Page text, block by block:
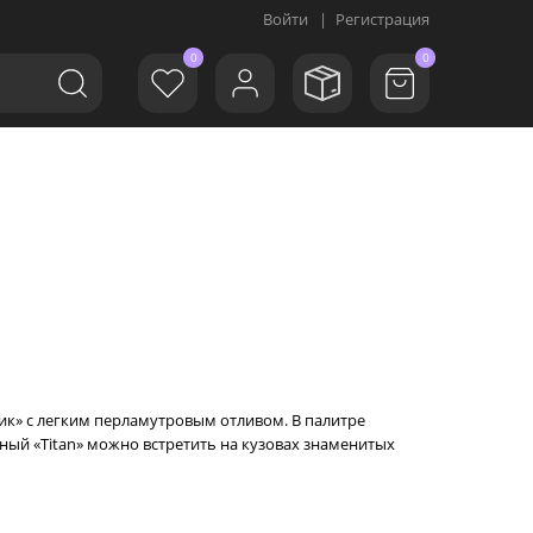
Войти | Регистрация
0 0
с легким перламутровым отливом. В палитре
«Titan» можно встретить на кузовах знаменитых